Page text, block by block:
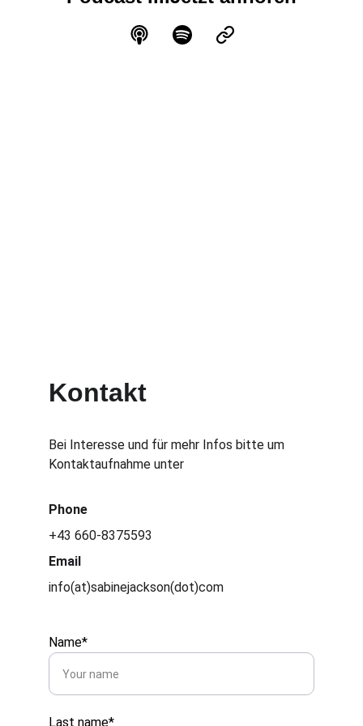
Name*
Last name*
Kontakt
Bei Interesse und für mehr Infos bitte um
Kontaktaufnahme unter
Phone
+43 660-8375593
Email
info(at)sabinejackson(dot)com